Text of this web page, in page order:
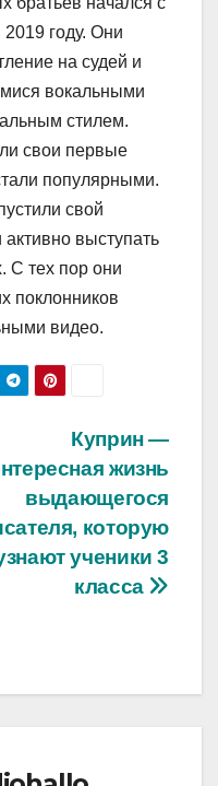
году. Они
на судей и
вокальными
стилем.
свои первые
популярными.
свой
выступать
С тех пор они
поклонников
видео.
Куприн —
жизнь
выдающегося
которую
ученики 3
класса